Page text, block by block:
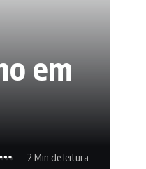
em
2 Min de leitura